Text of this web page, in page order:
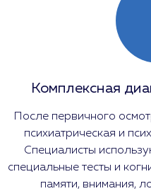
Комплексная
После первичного
психиатрическая и
Специалисты
специальные тесты и
памяти, внимания,